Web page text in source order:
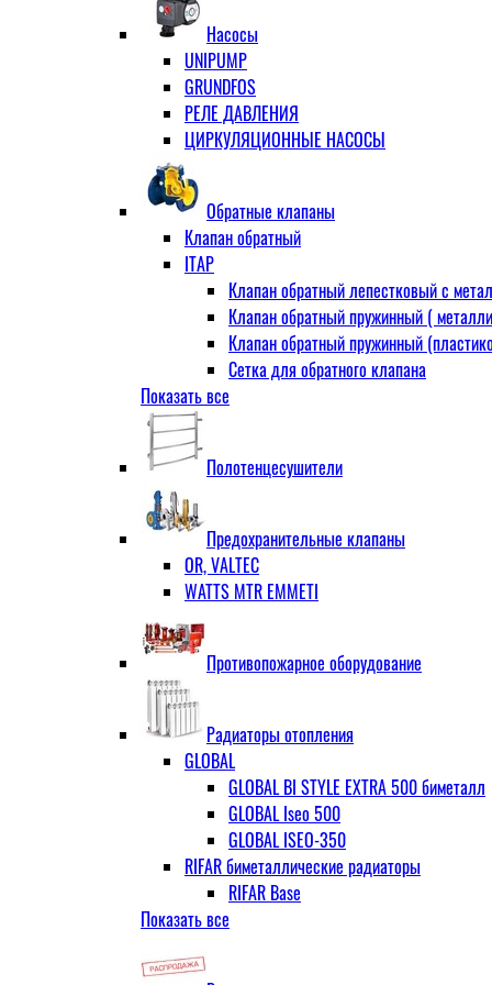
Ниппель прямой
Ниппель-переходник
Переходник ВН
Переходник НВ (футорка)
Сгон
Угловой
Тройник
Тройник переходной
Тройник равный
Угольник
ВВ
ВН
Удлинитель потока для радиатора
Насосы
UNIPUMP
GRUNDFOS
РЕЛЕ ДАВЛЕНИЯ
ЦИРКУЛЯЦИОННЫЕ НАСОСЫ
Обратные клапаны
Клапан обратный
ITAP
Клапан обратный лепестковый с
Клапан обратный пружинный (
Клапан обратный пружинный
Сетка для обратного клапана
VALTEC
АДЛ
RD30 Корпус/диск - чугун РN16 (Тмакс
ЧАЗ (двухдисковые)
Показать все
Полотенцесушители
Предохранительные клапаны
OR, VALTEC
WATTS MTR EMMETI
Противопожарное оборудование
Радиаторы отопления
GLOBAL
GLOBAL BI STYLE EXTRA 500 биметалл
GLOBAL Iseo 500
GLOBAL ISEO-350
RIFAR биметаллические радиаторы
RIFAR Base
Показать все